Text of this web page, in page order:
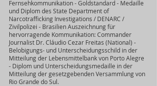
Fernsehkommunikation - Goldstandard - Medaille
und Diplom des State Department of
Narcotrafficking Investigations / DENARC /
Zivilpolizei - Brasilien Auszeichnung für
hervorragende Kommunikation: Commander
Journalist Dr. Cláudio Cezar Freitas (National) -
Belobigungs- und Unterscheidungsschild in der
Mitteilung der Lebensmittelbank von Porto Alegre
- Diplom und Unterscheidungsmedaille in der
Mitteilung der gesetzgebenden Versammlung von
Rio Grande do Sul.